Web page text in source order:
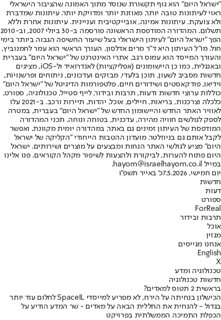
"ישראל היום" הוא גוף תקשורת שנוסד מתוך האמונה שהציבור הישראלי
ראוי לעיתונות טובה יותר, מאוזנת יותר ומדויקת יותר. עיתונות שמדברת
ולא צועקת. עיתונות אמינה, אובייקטיבית ועניינית. עיתונות אחרת וללא
תשלום. המהדורה המודפסת הראשונה פורסמה ב-30 ביולי 2007, וב-2010
הפך "ישראל היום" לעיתון הישראלי בעל שיעור החשיפה הגבוה ביותר בימי
חול. מו"ל העיתון היא ד"ר מרים אדלסון. העורך הראשי הוא עמר לחמנוביץ,
והעורך המייסד הוא עמוס רגב. אתרי האינטרנט של "ישראל היום" בעברית
ובאנגלית, כמו כן היישומונים (אפליקציות) לאנדרואיד ול-iOS, מציגים
חדשות מסביב לשעון, תוכן בלעדי, מבזקים ועדכונים, ניתוחים ופרשנויות,
וידיאו, פודקאסטים ושידורים חיים. פלטפורמות הדיגיטל של "ישראל היום"
כוללות ערוצי חדשות ודעות, תרבות ובידור, לייף סטייל, טכנולוגיה, ספורט,
כלכלה וצרכנות, בריאות, חיילים, אוכל, יהדות, תיירות ורכב. ב-2021 עלו
לאוויר האתר החדש והיישומון החדש של "ישראל היום" בעברית, במטרה
לספק לגולשים חוויה מהירה, עדכנית, בטוחה ונוחה. תכני המהדורה
המודפסת של העיתון זמינים גם באתר, במהדורה יומית מקוונת, ואפשר
לקבל אותם גם בניוזלטר. מועדון ההטבות הייחודי "הקליקה של ישראל
היום" מציע לגולשי האתר הנחות ומבצעים על מוצרים ושירותים. ישראל
היום פתוח להערות, לביקורת ולהצעות לשיפור מקהל הקוראים. פנו אלינו
במייל hayom@israelhayom.co.il.
יום חמישי, 7.5.2026
כ' באייר תשפ"ו
חדשות
דעות
ספורט
ForReal
תרבות ובידור
אוכל
מגזין
אנחנו מגייסים
English
X
טכנולוגיה ומדע
חדשות טכנולוגיה
בראשית 2 תטוס למאדים?
הכישלון בנחיתה על הירח, לא מפריע למייסדי SpaceIL לחלום עוד יותר
בגדול - להנחית את החללית הבאה על מאדים • שר המדע הודיע על
הכפלת התמיכה הממשלתית בפרויקט